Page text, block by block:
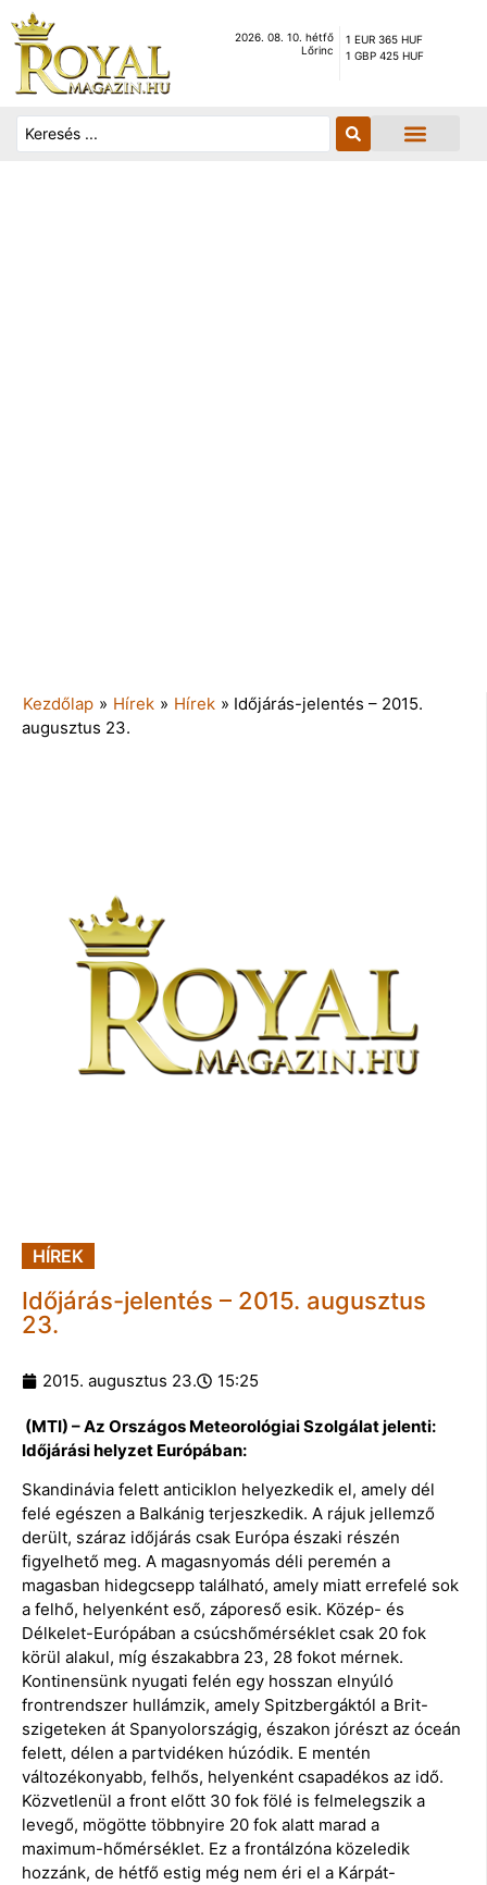
2026. 08. 10. hétfő
Lőrinc
1 EUR 365 HUF
1 GBP 425 HUF
Kezdőlap » Hírek » Hírek » Időjárás-jelentés – 2015.
augusztus 23.
HÍREK
Időjárás-jelentés – 2015. augusztus
23.
2015. augusztus 23. 15:25
(MTI) – Az Országos Meteorológiai Szolgálat jelenti:
Időjárási helyzet Európában:
Skandinávia felett anticiklon helyezkedik el, amely dél
felé egészen a Balkánig terjeszkedik. A rájuk jellemző
derült, száraz időjárás csak Európa északi részén
figyelhető meg. A magasnyomás déli peremén a
magasban hidegcsepp található, amely miatt errefelé sok
a felhő, helyenként eső, záporeső esik. Közép- és
Délkelet-Európában a csúcshőmérséklet csak 20 fok
körül alakul, míg északabbra 23, 28 fokot mérnek.
Kontinensünk nyugati felén egy hosszan elnyúló
frontrendszer hullámzik, amely Spitzbergáktól a Brit-
szigeteken át Spanyolországig, északon jórészt az óceán
felett, délen a partvidéken húzódik. E mentén
változékonyabb, felhős, helyenként csapadékos az idő.
Közvetlenül a front előtt 30 fok fölé is felmelegszik a
levegő, mögötte többnyire 20 fok alatt marad a
maximum-hőmérséklet. Ez a frontálzóna közeledik
hozzánk, de hétfő estig még nem éri el a Kárpát-